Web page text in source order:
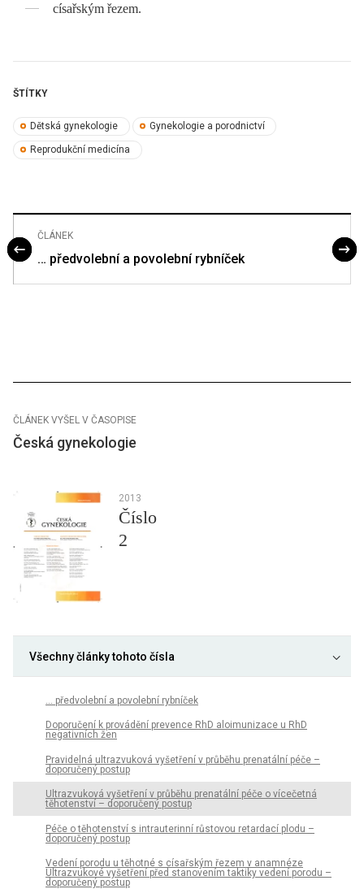
císařským řezem.
ŠTÍTKY
Dětská gynekologie Gynekologie a porodnictví
Reprodukční medicína
ČLÁNEK
… předvolební a povolební rybníček
ČLÁNEK VYŠEL V ČASOPISE
Česká gynekologie
2013
Číslo
2
Všechny články tohoto čísla
… předvolební a povolební rybníček
Doporučení k provádění prevence RhD aloimunizace u RhD
negativních žen
Pravidelná ultrazvuková vyšetření v průběhu prenatální péče –
doporučený postup
Ultrazvuková vyšetření v průběhu prenatální péče o vícečetná
těhotenství – doporučený postup
Péče o těhotenství s intrauterinní růstovou retardací plodu –
doporučený postup
Vedení porodu u těhotné s císařským řezem v anamnéze
Ultrazvukové vyšetření před stanovením taktiky vedení porodu –
doporučený postup